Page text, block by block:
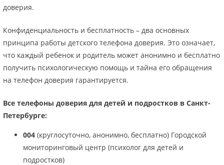
доверия.
Конфиденциальность и бесплатность – два основных
принципа работы детского телефона доверия. Это означает,
что каждый ребенок и родитель может анонимно и бесплатно
получить психологическую помощь и тайна его обращения
на телефон доверия гарантируется.
Все телефоны доверия для детей и подростков в Санкт-
Петербурге:
004 (круглосуточно, анонимно, бесплатно) Городской
мониторинговый центр (психолог для детей и
подростков)